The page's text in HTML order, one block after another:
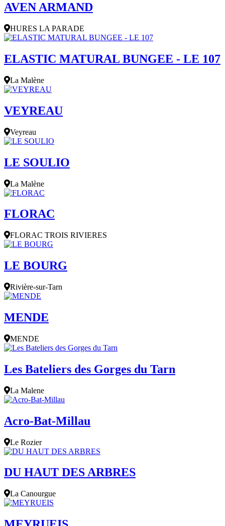
AVEN ARMAND
HURES LA PARADE
ELASTIC MATURAL BUNGEE - LE 107
La Malène
VEYREAU
Veyreau
LE SOULIO
La Malène
FLORAC
FLORAC TROIS RIVIERES
LE BOURG
Rivière-sur-Tarn
MENDE
MENDE
Les Bateliers des Gorges du Tarn
La Malene
Acro-Bat-Millau
Le Rozier
DU HAUT DES ARBRES
La Canourgue